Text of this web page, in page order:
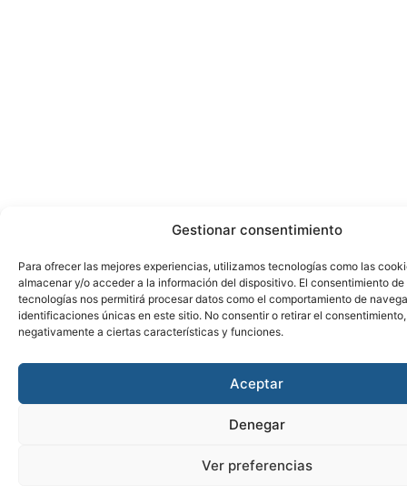
Gestionar consentimiento
Para ofrecer las mejores experiencias, utilizamos tecnologías como las
almacenar y/o acceder a la información del dispositivo. El consentimiento de
tecnologías nos permitirá procesar datos como el comportamiento de
identificaciones únicas en este sitio. No consentir o retirar el
negativamente a ciertas características y funciones.
Aceptar
Denegar
Ver preferencias